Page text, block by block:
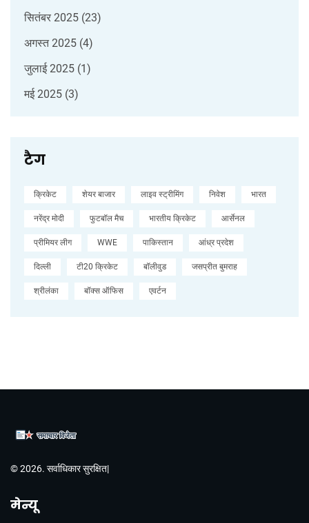
सितंबर 2025 (23)
अगस्त 2025 (4)
जुलाई 2025 (1)
मई 2025 (3)
टैग
क्रिकेट शेयर बाजार लाइव स्ट्रीमिंग निवेश भारत
नरेंद्र मोदी फुटबॉल मैच भारतीय क्रिकेट आर्सेनल
प्रीमियर लीग WWE पाकिस्तान आंध्र प्रदेश
दिल्ली टी20 क्रिकेट बॉलीवुड जसप्रीत बुमराह
श्रीलंका बॉक्स ऑफिस एवर्टन
© 2026. सर्वाधिकार सुरक्षित|
मेन्यू